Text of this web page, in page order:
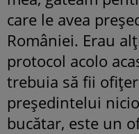
care le avea
României. Erau
protocol acolo
trebuia să fii
președintelui
bucătar, este un